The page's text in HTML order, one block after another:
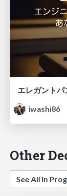
iwashi86
Other
See All in